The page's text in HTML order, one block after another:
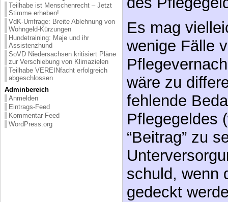
Teilhabe ist Menschenrecht – Jetzt
Stimme erheben!
VdK-Umfrage: Breite Ablehnung von
Wohngeld-Kürzungen
Hundetraining: Maje und ihr
Assistenzhund
SoVD Niedersachsen kritisiert Pläne
zur Verschiebung von Klimazielen
Teilhabe VEREINfacht erfolgreich
abgeschlossen
Adminbereich
Anmelden
Eintrags-Feed
Kommentar-Feed
WordPress.org
wenige Fälle
wäre zu
fehlende
Pflegegeldes
“Beitrag” zu
schuld, wenn
gedeckt
Allen, die